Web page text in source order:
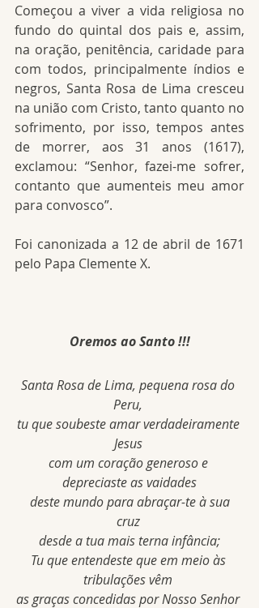
Começou a viver a vida religiosa no
fundo do quintal dos pais e, assim,
na oração, penitência, caridade para
com todos, principalmente índios e
negros, Santa Rosa de Lima cresceu
na união com Cristo, tanto quanto no
sofrimento, por isso, tempos antes
de morrer, aos 31 anos (1617),
exclamou: “Senhor, fazei-me sofrer,
contanto que aumenteis meu amor
para convosco”.
Foi canonizada a 12 de abril de 1671
pelo Papa Clemente X.
Oremos ao Santo !!!
Santa Rosa de Lima, pequena rosa do
Peru,
tu que soubeste amar verdadeiramente
Jesus
com um coração generoso e
depreciaste as vaidades
cruz
desde a tua mais terna infância;
Tu que entendeste que em meio às
tribulações vêm
as graças concedidas por Nosso Senhor